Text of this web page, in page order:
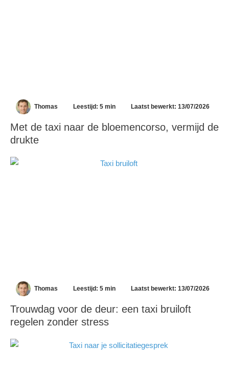
Thomas Leestijd: 5 min Laatst bewerkt: 13/07/2026
Met de taxi naar de bloemencorso, vermijd de
drukte
Thomas Leestijd: 5 min Laatst bewerkt: 13/07/2026
Trouwdag voor de deur: een taxi bruiloft
regelen zonder stress